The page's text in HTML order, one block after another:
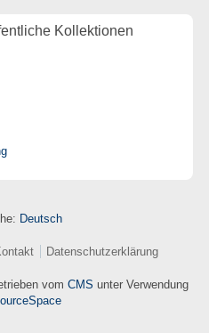
Kollektionen
Deutsch
Datenschutzerklärung
vom CMS unter Verwendung